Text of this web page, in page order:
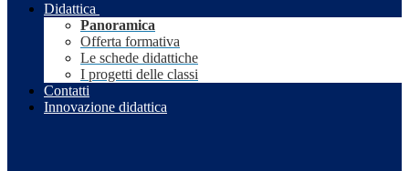
Didattica
Panoramica
Offerta formativa
Le schede didattiche
I progetti delle classi
Contatti
Innovazione didattica